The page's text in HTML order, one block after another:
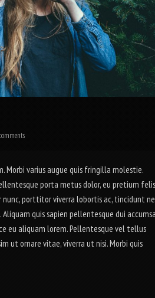
Morbi varius augue quis fringilla molestie.
porta metus dolor, eu pretium felis
nunc, porttitor viverra lobortis ac, tincidunt
quis sapien pellentesque dui
eu aliquam lorem. Pellentesque vel tellus
ut ornare vitae, viverra ut nisi. Morbi quis